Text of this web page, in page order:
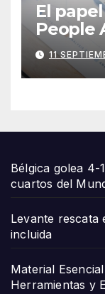
El
People
11
Bélgica golea 4-
cuartos del
Levante rescata
incluida
Material
Herramientas y